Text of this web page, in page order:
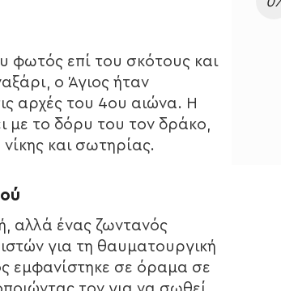
φωτός επί του σκότους και
ο Άγιος ήταν
αρχές του 4ου αιώνα. Η
με το δόρυ του τον δράκο,
και σωτηρίας.
αλλά ένας ζωντανός
για τη θαυματουργική
εμφανίστηκε σε όραμα σε